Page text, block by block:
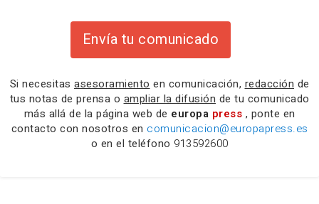
Envía tu comunicado
Si necesitas asesoramiento en comunicación, redacción de
tus notas de prensa o ampliar la difusión de tu comunicado
más allá de la página web de europa press , ponte en
contacto con nosotros en comunicacion@europapress.es
o en el teléfono 913592600